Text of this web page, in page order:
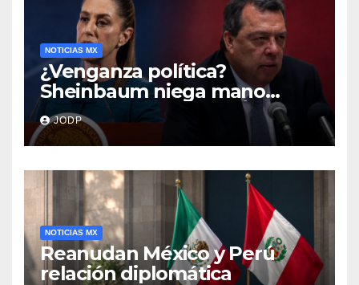
NOTICIAS MX
¿Venganza política?
Sheinbaum niega mano
negra en captura de Ángel
Aguirre
JODP
NOTICIAS MX
Reanudan México y Perú
relación diplomática